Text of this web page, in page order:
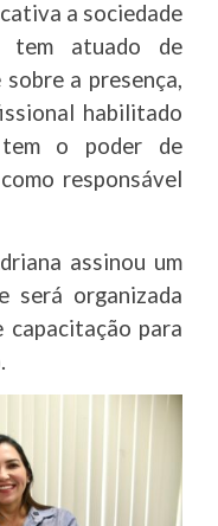
a sociedade
tem atuado de
a presença,
habilitado
tem o poder de
responsável
assinou um
será organizada
capacitação para